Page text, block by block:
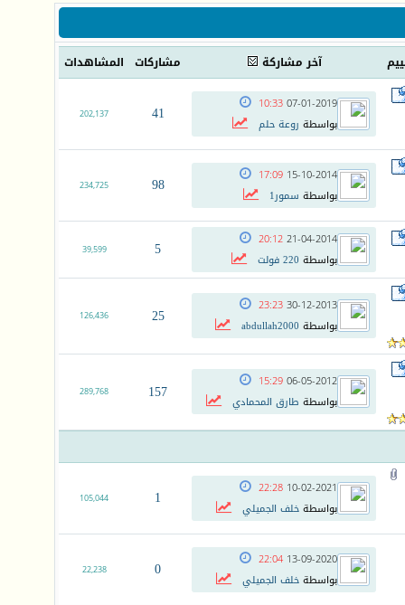
آخر مشاركة مشاركات المشاهدات
07-01-2019
10:33
بواسطة روعة حلم 41
202,137
15-10-2014
17:09
بواسطة سمور1 98
234,725
21-04-2014
20:12
بواسطة 220 فولت 5
39,599
30-12-2013
23:23
بواسطة abdullah2000
25
126,436
06-05-2012
15:29
بواسطة طارق المحمادي 157
289,768
10-02-2021
22:28
بواسطةخلف الجميلي 1
105,044
13-09-2020
22:04
بواسطةخلف الجميلي 0
22,238